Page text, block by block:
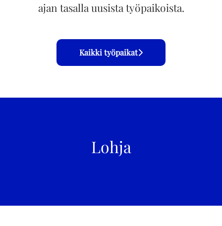
ajan tasalla uusista työpaikoista.
Kaikki työpaikat
Lohja